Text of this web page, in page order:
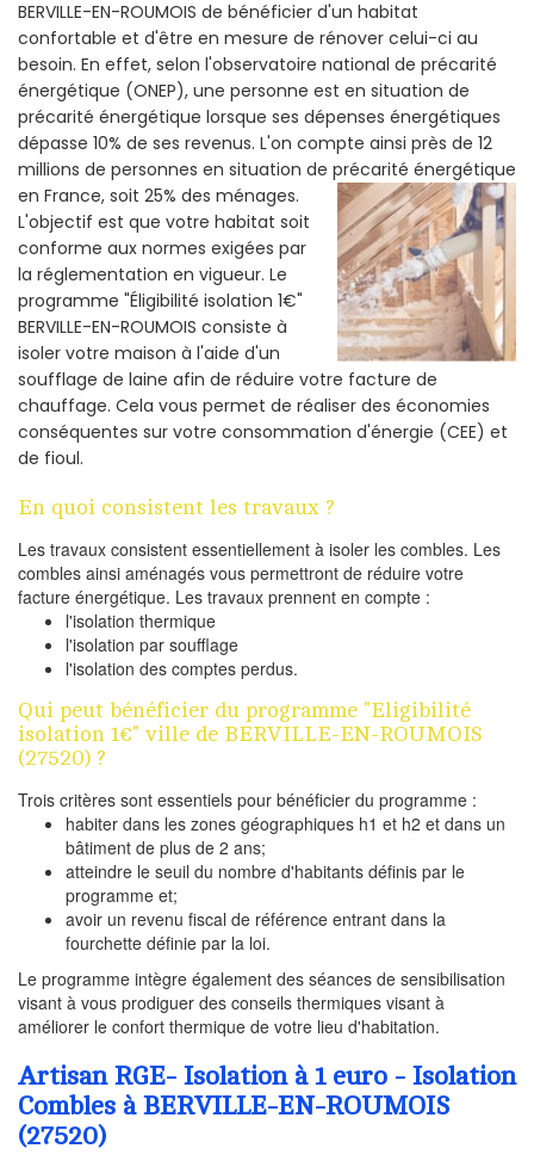
BERVILLE-EN-ROUMOIS de bénéficier d'un habitat
confortable et d'être en mesure de rénover celui-ci au
besoin. En effet, selon l'observatoire national de précarité
énergétique (ONEP), une personne est en situation de
précarité énergétique lorsque ses dépenses énergétiques
dépasse 10% de ses revenus. L'on compte ainsi près de 12
millions de personnes en situation de précarité énergétique
en France, soit 25% des ménages.
L'objectif est que votre habitat soit
conforme aux normes exigées par
la réglementation en vigueur. Le
programme "Éligibilité isolation 1€"
BERVILLE-EN-ROUMOIS consiste à
isoler votre maison à l'aide d'un
soufflage de laine afin de réduire votre facture de
chauffage. Cela vous permet de réaliser des économies
conséquentes sur votre consommation d'énergie (CEE) et
de fioul.
En quoi consistent les travaux ?
Les travaux consistent essentiellement à isoler les combles. Les
combles ainsi aménagés vous permettront de réduire votre
facture énergétique. Les travaux prennent en compte :
l'isolation thermique
l'isolation par soufflage
l'isolation des comptes perdus.
Qui peut bénéficier du programme "Eligibilité
isolation 1€" ville de BERVILLE-EN-ROUMOIS
(27520) ?
Trois critères sont essentiels pour bénéficier du programme :
habiter dans les zones géographiques h1 et h2 et dans un
bâtiment de plus de 2 ans;
atteindre le seuil du nombre d'habitants définis par le
programme et;
avoir un revenu fiscal de référence entrant dans la
fourchette définie par la loi.
Le programme intègre également des séances de sensibilisation
visant à vous prodiguer des conseils thermiques visant à
améliorer le confort thermique de votre lieu d'habitation.
Artisan RGE- Isolation à 1 euro - Isolation
Combles à BERVILLE-EN-ROUMOIS
(27520)